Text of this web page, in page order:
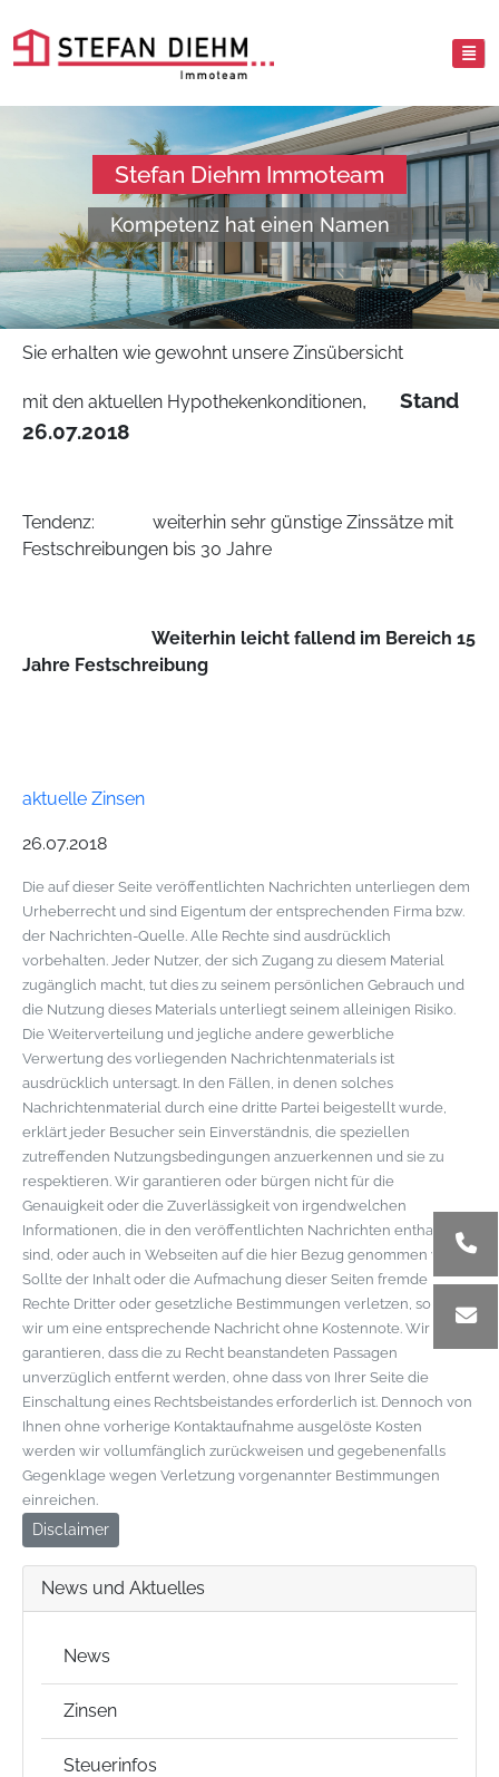
Stefan Diehm Immoteam
Kompetenz hat einen Namen
Sie erhalten wie gewohnt unsere Zinsübersicht
mit den aktuellen Hypothekenkonditionen, Stand
26.07.2018
Tendenz: weiterhin sehr günstige Zinssätze mit
Festschreibungen bis 30 Jahre
Weiterhin leicht fallend im Bereich 15
Jahre Festschreibung
aktuelle Zinsen
26.07.2018
Die auf dieser Seite veröffentlichten Nachrichten unterliegen dem
Urheberrecht und sind Eigentum der entsprechenden Firma bzw.
der Nachrichten-Quelle. Alle Rechte sind ausdrücklich
vorbehalten. Jeder Nutzer, der sich Zugang zu diesem Material
zugänglich macht, tut dies zu seinem persönlichen Gebrauch und
die Nutzung dieses Materials unterliegt seinem alleinigen Risiko.
Die Weiterverteilung und jegliche andere gewerbliche
Verwertung des vorliegenden Nachrichtenmaterials ist
ausdrücklich untersagt. In den Fällen, in denen solches
Nachrichtenmaterial durch eine dritte Partei beigestellt wurde,
erklärt jeder Besucher sein Einverständnis, die speziellen
zutreffenden Nutzungsbedingungen anzuerkennen und sie zu
respektieren. Wir garantieren oder bürgen nicht für die
Genauigkeit oder die Zuverlässigkeit von irgendwelchen
Informationen, die in den veröffentlichten Nachrichten enthalten
sind, oder auch in Webseiten auf die hier Bezug genommen wird.
Sollte der Inhalt oder die Aufmachung dieser Seiten fremde
Rechte Dritter oder gesetzliche Bestimmungen verletzen, so bitten
wir um eine entsprechende Nachricht ohne Kostennote. Wir
garantieren, dass die zu Recht beanstandeten Passagen
unverzüglich entfernt werden, ohne dass von Ihrer Seite die
Einschaltung eines Rechtsbeistandes erforderlich ist. Dennoch von
Ihnen ohne vorherige Kontaktaufnahme ausgelöste Kosten
werden wir vollumfänglich zurückweisen und gegebenenfalls
Gegenklage wegen Verletzung vorgenannter Bestimmungen
einreichen.
Disclaimer
News und Aktuelles
News
Zinsen
Steuerinfos